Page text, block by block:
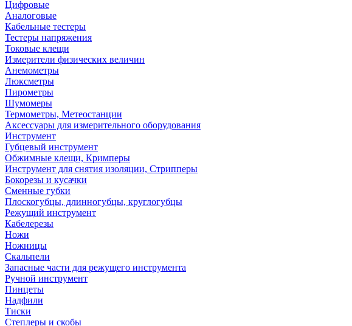
Цифровые
Аналоговые
Кабельные тестеры
Тестеры напряжения
Токовые клещи
Измерители физических величин
Анемометры
Люксметры
Пирометры
Шумомеры
Термометры, Метеостанции
Аксессуары для измерительного оборудования
Инструмент
Губцевый инструмент
Обжимные клещи, Кримперы
Инструмент для снятия изоляции, Стрипперы
Бокорезы и кусачки
Сменные губки
Плоскогубцы, длинногубцы, круглогубцы
Режущий инструмент
Кабелерезы
Ножи
Ножницы
Скальпели
Запасные части для режущего инструмента
Ручной инструмент
Пинцеты
Надфили
Тиски
Степлеры и скобы